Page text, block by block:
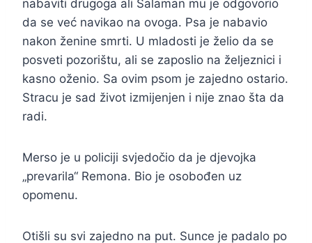
nabaviti drugoga ali Salaman mu je odgovorio
da se već navikao na ovoga. Psa je nabavio
nakon ženine smrti. U mladosti je želio da se
posveti pozorištu, ali se zaposlio na željeznici i
kasno oženio. Sa ovim psom je zajedno ostario.
Stracu je sad život izmijenjen i nije znao šta da
radi.
Merso je u policiji svjedočio da je djevojka
„prevarila“ Remona. Bio je osobođen uz
opomenu.
Otišli su svi zajedno na put. Sunce je padalo po